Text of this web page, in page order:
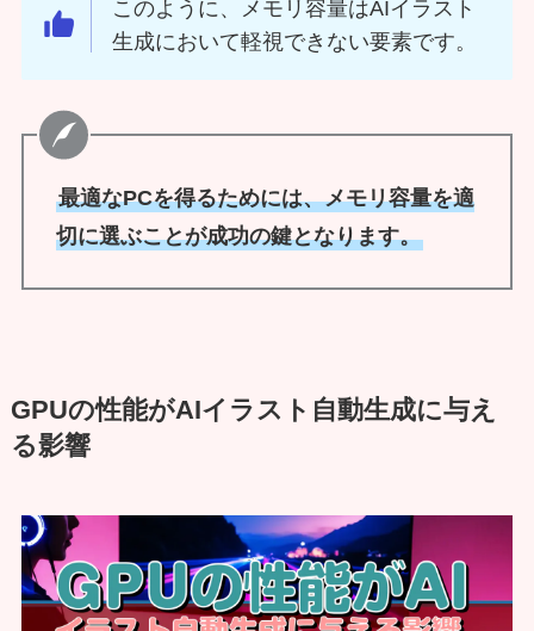
このように、メモリ容量はAIイラスト
生成において軽視できない要素です。
最適なPCを得るためには、メモリ容量を適
切に選ぶことが成功の鍵となります。
GPUの性能がAIイラスト自動生成に与え
る影響